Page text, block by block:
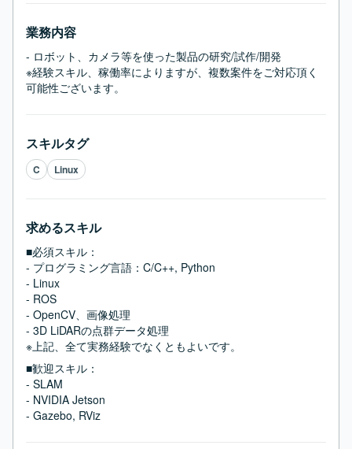
業務内容
- ロボット、カメラ等を使った製品の研究/試作/開発
※経験スキル、稼働率によりますが、複数案件をご対応頂く
可能性ございます。
スキルタグ
C Linux
求めるスキル
■必須スキル：
- プログラミング言語：C/C++, Python
- Linux
- ROS
- OpenCV、画像処理
- 3D LiDARの点群データ処理
※上記、全て実務経験でなくともよいです。
■歓迎スキル：
- SLAM
- NVIDIA Jetson
- Gazebo, RViz